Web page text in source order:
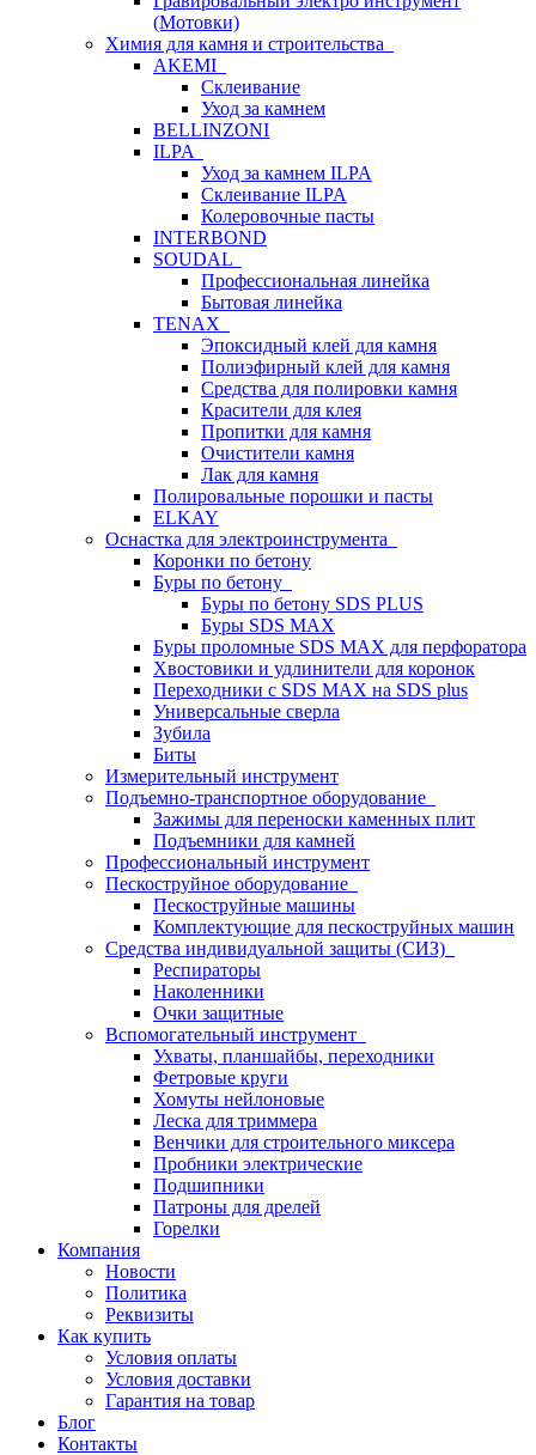
(Мотовки)
Химия для камня и строительства
AKEMI
Склеивание
Уход за камнем
BELLINZONI
ILPA
Уход за камнем ILPA
Склеивание ILPA
Колеровочные пасты
INTERBOND
SOUDAL
Профессиональная линейка
Бытовая линейка
TENAX
Эпоксидный клей для камня
Полиэфирный клей для камня
Средства для полировки камня
Красители для клея
Пропитки для камня
Очистители камня
Лак для камня
Полировальные порошки и пасты
ELKAY
Оснастка для электроинструмента
Коронки по бетону
Буры по бетону
Буры по бетону SDS PLUS
Буры SDS MAX
Буры проломные SDS MAX для перфоратора
Хвостовики и удлинители для коронок
Переходники с SDS MAX на SDS plus
Универсальные сверла
Зубила
Биты
Измерительный инструмент
Подъемно-транспортное оборудование
Зажимы для переноски каменных плит
Подъемники для камней
Профессиональный инструмент
Пескоструйное оборудование
Пескоструйные машины
Комплектующие для пескоструйных машин
Средства индивидуальной защиты (СИЗ)
Респираторы
Наколенники
Очки защитные
Вспомогательный инструмент
Ухваты, планшайбы, переходники
Фетровые круги
Хомуты нейлоновые
Леска для триммера
Венчики для строительного миксера
Пробники электрические
Подшипники
Патроны для дрелей
Горелки
Компания
Новости
Политика
Реквизиты
Как купить
Условия оплаты
Условия доставки
Гарантия на товар
Блог
Контакты